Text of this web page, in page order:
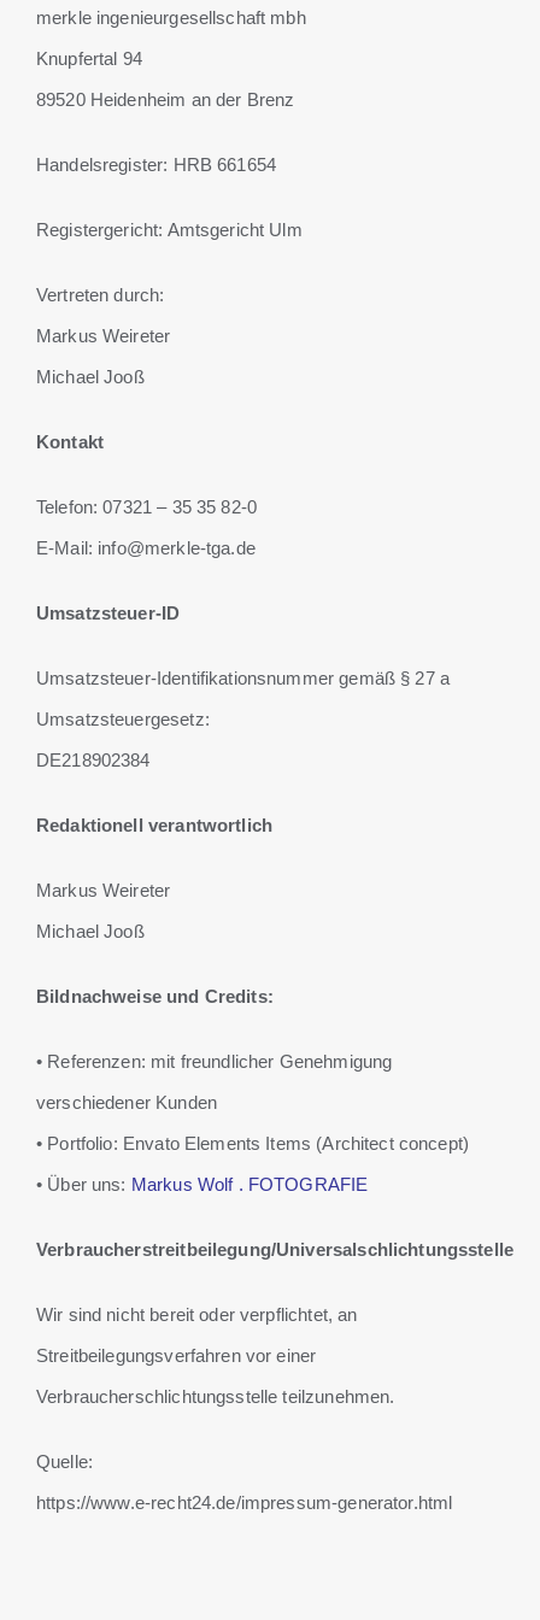
merkle ingenieurgesellschaft mbh
Knupfertal 94
89520 Heidenheim an der Brenz
Handelsregister: HRB 661654
Registergericht: Amtsgericht Ulm
Vertreten durch:
Markus Weireter
Michael Jooß
Kontakt
Telefon: 07321 – 35 35 82-0
E-Mail: info@merkle-tga.de
Umsatzsteuer-ID
Umsatzsteuer-Identifikationsnummer gemäß § 27 a
Umsatzsteuergesetz:
DE218902384
Redaktionell verantwortlich
Markus Weireter
Michael Jooß
Bildnachweise und Credits:
• Referenzen: mit freundlicher Genehmigung
verschiedener Kunden
• Portfolio: Envato Elements Items (Architect concept)
• Über uns: Markus Wolf . FOTOGRAFIE
Verbraucherstreitbeilegung/Universalschlichtungsstelle
Wir sind nicht bereit oder verpflichtet, an
Streitbeilegungsverfahren vor einer
Verbraucherschlichtungsstelle teilzunehmen.
Quelle:
https://www.e-recht24.de/impressum-generator.html